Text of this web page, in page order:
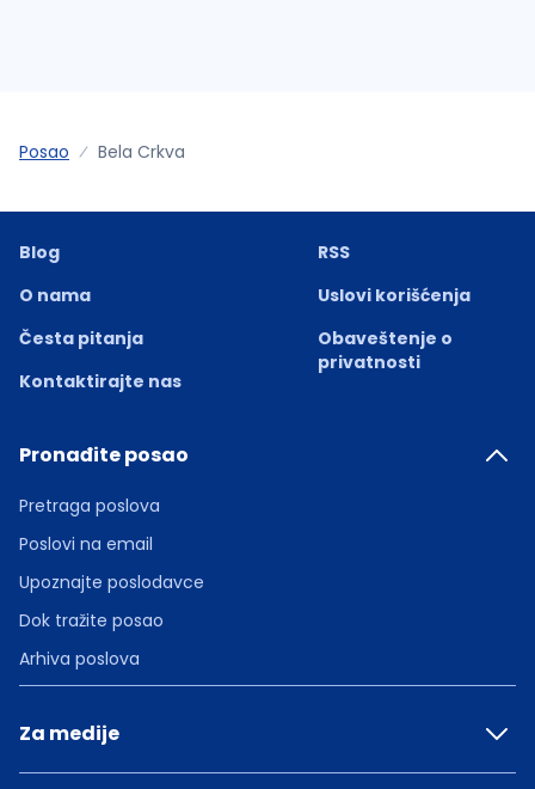
Posao Bela Crkva
Blog
O nama
Česta pitanja
Kontaktirajte nas
RSS
Uslovi korišćenja
Obaveštenje o
privatnosti
Pronađite posao
Pretraga poslova
Poslovi na email
Upoznajte poslodavce
Dok tražite posao
Arhiva poslova
Za medije